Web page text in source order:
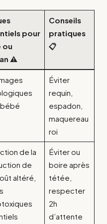
pour
ou
⚠️
Conseils
pratiques
📋
Éviter
requin,
espadon,
maquereau
roi
de la
de
altéré,
Éviter ou
boire après
tétée,
respecter
2h
d’attente